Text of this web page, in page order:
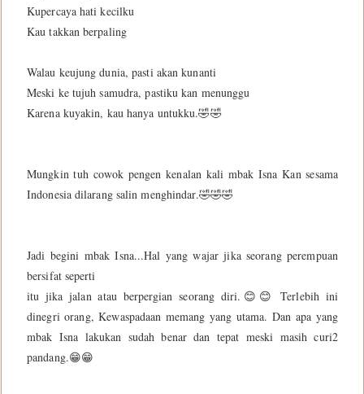
Kupercaya hati kecilku
Kau takkan berpaling
Walau keujung dunia, pasti akan kunanti
Meski ke tujuh samudra, pastiku kan menunggu
Karena kuyakin, kau hanya untukku.🤣🤣
Mungkin tuh cowok pengen kenalan kali mbak Isna Kan sesama
Indonesia dilarang salin menghindar.🤣🤣🤣
Jadi begini mbak Isna...Hal yang wajar jika seorang perempuan
bersifat seperti
itu jika jalan atau berpergian seorang diri.😊😊 Terlebih ini
dinegri orang, Kewaspadaan memang yang utama. Dan apa yang
mbak Isna lakukan sudah benar dan tepat meski masih curi2
pandang.😁😁